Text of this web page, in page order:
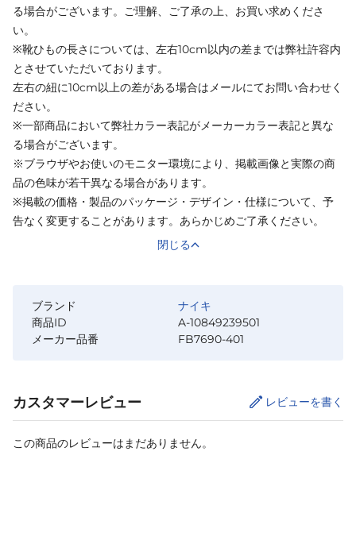
る場合がございます。ご理解、ご了承の上、お買い求めくださ
い。
※靴ひもの長さについては、左右10cm以内の差までは弊社許容内
とさせていただいております。
左右の紐に10cm以上の差がある場合はメールにてお問い合わせく
ださい。
※一部商品において弊社カラー表記がメーカーカラー表記と異な
る場合がございます。
※ブラウザやお使いのモニター環境により、掲載画像と実際の商
品の色味が若干異なる場合があります。
※掲載の価格・製品のパッケージ・デザイン・仕様について、予
告なく変更することがあります。あらかじめご了承ください。
閉じる
ブランド
ナイキ
商品ID
A-10849239501
メーカー品番
FB7690-401
カスタマーレビュー レビューを書く
この商品のレビューはまだありません。